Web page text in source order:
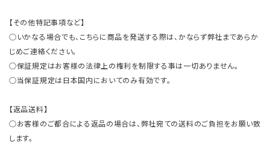
【その他特記事項など】
○いかなる場合でも、こちらに商品を発送する際は、かならず弊社まであらか
じめご連絡ください。
○保証規定はお客様の法律上の権利を制限する事は一切ありません。
○当保証規定は日本国内においてのみ有効です。
【返品送料】
○お客様のご都合による返品の場合は、弊社宛ての送料のご負担をお願い致
します。